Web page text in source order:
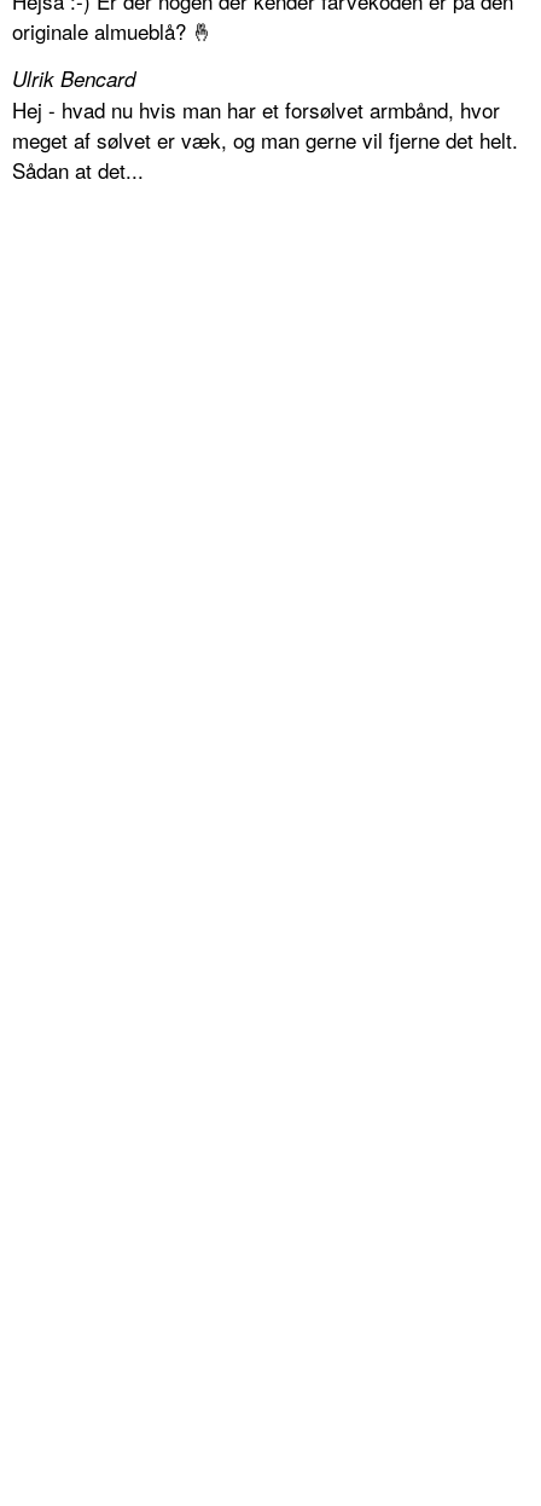
originale almueblå? 🤞
Ulrik Bencard
Hej - hvad nu hvis man har et forsølvet armbånd, hvor
meget af sølvet er væk, og man gerne vil fjerne det helt.
Sådan at det...